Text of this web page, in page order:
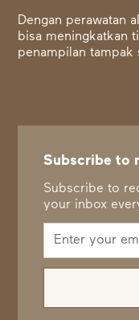
Dengan perawatan
bisa meningkatkan
penampilan tampak
Subscribe to
Subscribe to
your inbox